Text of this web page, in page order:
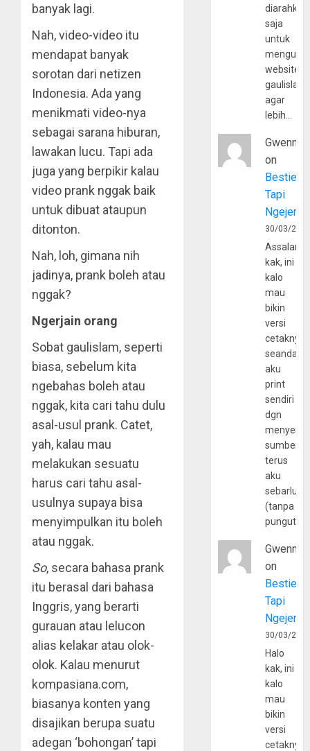
banyak lagi.
Nah, video-video itu
mendapat banyak
sorotan dari netizen
Indonesia. Ada yang
menikmati video-nya
sebagai sarana hiburan,
lawakan lucu. Tapi ada
juga yang berpikir kalau
video prank nggak baik
untuk dibuat ataupun
ditonton.
Nah, loh, gimana nih
jadinya, prank boleh atau
nggak?
Ngerjain orang
Sobat gaulislam, seperti
biasa, sebelum kita
ngebahas boleh atau
nggak, kita cari tahu dulu
asal-usul prank. Catet,
yah, kalau mau
melakukan sesuatu
harus cari tahu asal-
usulnya supaya bisa
menyimpulkan itu boleh
atau nggak.
So, secara bahasa prank
itu berasal dari bahasa
Inggris, yang berarti
gurauan atau lelucon
alias kelakar atau olok-
olok. Kalau menurut
kompasiana.com,
biasanya konten yang
disajikan berupa suatu
adegan ‘bohongan’ tapi
diarahkan
saja
untuk
website
agar
lebih…
Gwenny
on
Bestie
Tapi
30/03/
kak, ini
kalo
mau
bikin
versi
cetaknya
aku
print
sendiri
dgn
sumber
terus
aku
(tanpa
Gwenny
on
Bestie
Tapi
30/03/
Halo
kak, ini
kalo
mau
bikin
versi
cetaknya